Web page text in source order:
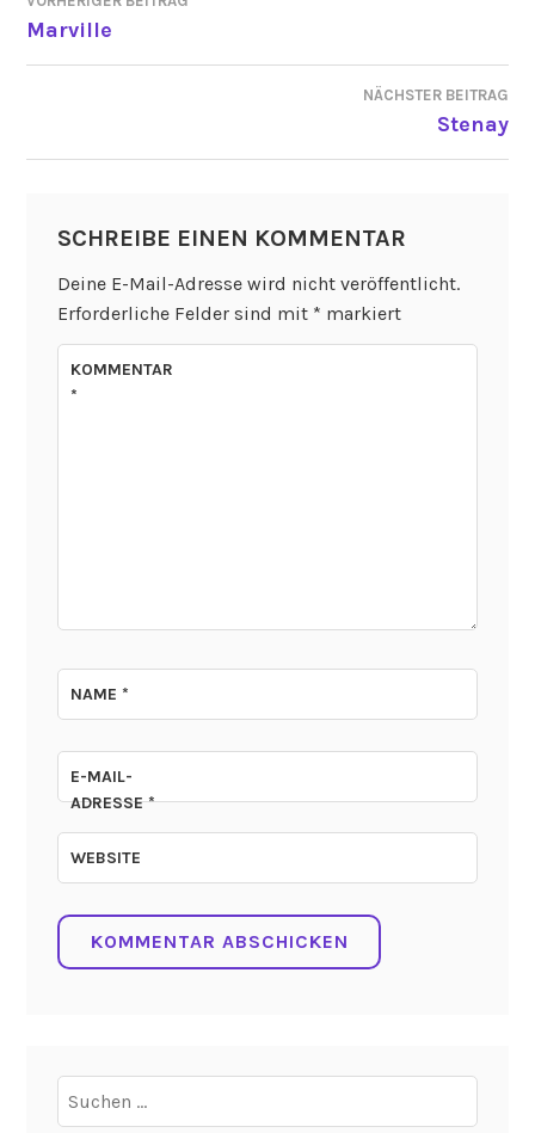
BEITRAGSNAVIGATION
Marville
NÄCHSTER BEITRAG
Stenay
SCHREIBE EINEN KOMMENTAR
Deine E-Mail-Adresse wird nicht veröffentlicht.
Erforderliche Felder sind mit * markiert
KOMMENTAR
*
NAME*
E-MAIL-
ADRESSE*
WEBSITE
Suchen
nach: